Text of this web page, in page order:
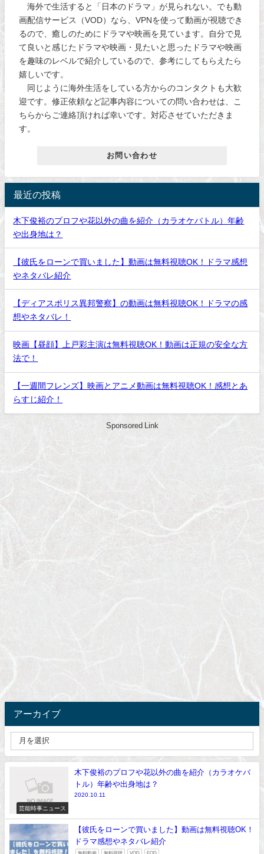
海外で生活すると「日本のドラマ」が見られない。でも動
画配信サービス（VOD）なら、VPNを使って動画が視聴でき
るので、癒しのためにドラマや映画を見ています。自分で見
て良いと感じたドラマや映画・見たいと思ったドラマや映画
を趣味のレベルで紹介しているので、参考にしてもらえたら
嬉しいです。
同じように海外生活をしている方からのコンタクトも大歓
迎です。修正依頼など記事内容についての問い合わせは、こ
ちらからご連絡頂ければ幸いです。対応させていただきま
す。
お問い合わせ
最近の投稿
木下俊裕のプロフや花以外の曲を紹介（カラオケバトル）年齢
や出身地は？
【彼氏をローンで買いました】動画は無料視聴OK！ドラマ感想
やネタバレ紹介
【ディアスポリス異邦警察】の動画は無料視聴OK！ドラマの感
想やネタバレ！
映画【昼顔】上戸彩主演は無料視聴OK！動画は正規の安全な方
法で！
【一週間フレンズ】映画とアニメ動画は無料視聴OK！感想とあ
らすじ紹介！
Sponsored Link
アーカイブ
芸能時事ニュース
木下俊裕のプロフや花以外の曲を紹介（カラオケバ
トル）年齢や出身地は？
2020.10.11
【彼氏をローンで買いました】動画は無料視聴OK！
ドラマ感想やネタバレ紹介
無料動画 無料視聴 VOD FOD